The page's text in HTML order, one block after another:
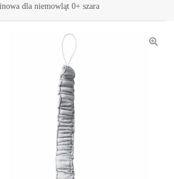
dla niemowląt 0+ szara